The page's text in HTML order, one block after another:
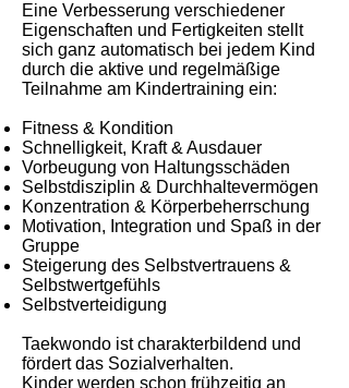
Eine Verbesserung verschiedener
Eigenschaften und Fertigkeiten stellt
sich ganz automatisch bei jedem Kind
durch die aktive und regelmäßige
Teilnahme am Kindertraining ein:
Fitness & Kondition
Schnelligkeit, Kraft & Ausdauer
Vorbeugung von Haltungsschäden
Selbstdisziplin & Durchhaltevermögen
Konzentration & Körperbeherrschung
Motivation, Integration und Spaß in der
Gruppe
Steigerung des Selbstvertrauens &
Selbstwertgefühls
Selbstverteidigung
Taekwondo ist charakterbildend und
fördert das Sozialverhalten.
Kinder werden schon frühzeitig an